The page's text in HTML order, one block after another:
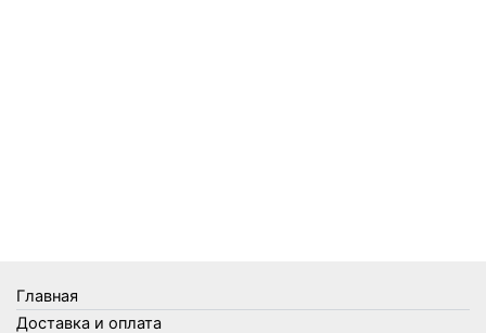
Товары для кухни
Главная
Доставка и оплата